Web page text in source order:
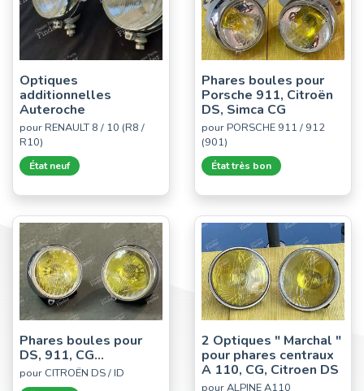
Optiques
additionnelles
Auteroche
pour RENAULT 8 / 10 (R8 /
R10)
État neuf
Phares boules pour
Porsche 911, Citroën
DS, Simca CG
pour PORSCHE 911 / 912
(901)
État très bon
Phares boules pour
DS, 911, CG...
pour CITROËN DS / ID
2 Optiques " Marchal "
pour phares centraux
A 110, CG, Citroen DS
pour ALPINE A110